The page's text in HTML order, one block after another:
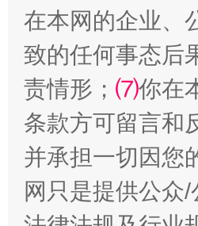
扯下公款旅游的“隐身衣”
在本网的企业、
致的任何事态后
责情形； ⑺你在
条款方可留言和
并承担一切因您
网只是提供公众